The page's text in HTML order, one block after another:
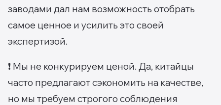
заводами дал нам возможность отобрать
самое ценное и усилить это своей
экспертизой.
❗️ Мы не конкурируем ценой. Да, китайцы
часто предлагают сэкономить на качестве,
но мы требуем строгого соблюдения